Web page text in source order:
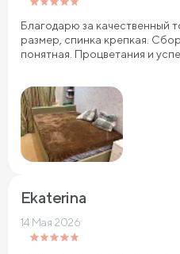
Благодарю за качественный
размер, спинка крепкая.
понятная. Процветания и
Ekaterina
14 Мая 2026